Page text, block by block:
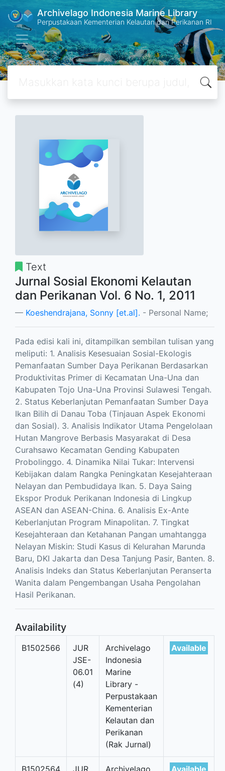
Archivelago Indonesia Marine Library
Perpustakaan Kementerian Kelautan dan Perikanan RI
Text
Jurnal Sosial Ekonomi Kelautan
dan Perikanan Vol. 6 No. 1, 2011
Koeshendrajana, Sonny [et.al]. - Personal Name;
Pada edisi kali ini, ditampilkan sembilan tulisan yang
meliputi: 1. Analisis Kesesuaian Sosial-Ekologis
Pemanfaatan Sumber Daya Perikanan Berdasarkan
Produktivitas Primer di Kecamatan Una-Una dan
Kabupaten Tojo Una-Una Provinsi Sulawesi Tengah.
2. Status Keberlanjutan Pemanfaatan Sumber Daya
Ikan Bilih di Danau Toba (Tinjauan Aspek Ekonomi
dan Sosial). 3. Analisis Indikator Utama Pengelolaan
Hutan Mangrove Berbasis Masyarakat di Desa
Curahsawo Kecamatan Gending Kabupaten
Probolinggo. 4. Dinamika Nilai Tukar: Intervensi
Kebijakan dalam Rangka Peningkatan Kesejahteraan
Nelayan dan Pembudidaya Ikan. 5. Daya Saing
Ekspor Produk Perikanan Indonesia di Lingkup
ASEAN dan ASEAN-China. 6. Analisis Ex-Ante
Keberlanjutan Program Minapolitan. 7. Tingkat
Kesejahteraan dan Ketahanan Pangan umahtangga
Nelayan Miskin: Studi Kasus di Kelurahan Marunda
Baru, DKI Jakarta dan Desa Tanjung Pasir, Banten. 8.
Analisis Indeks dan Status Keberlanjutan Peranserta
Wanita dalam Pengembangan Usaha Pengolahan
Hasil Perikanan.
Availability
B1502566
JUR
JSE-
06.01
(4)
Archivelago
Indonesia
Marine
Library -
Perpustakaan
Kementerian
Kelautan dan
Perikanan
(Rak Jurnal)
Available
B1502564
JUR
Archivelago
Available